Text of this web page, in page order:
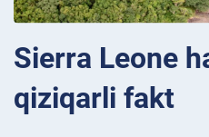
Sierra Leone
qiziqarli fakt